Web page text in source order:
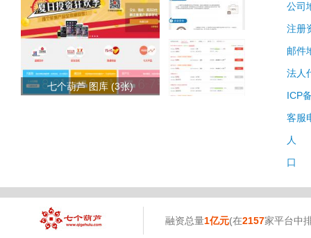
七个葫芦 图库 (3张)
公司
注册
邮件
法人
ICP
客服
人
口
融资总量1亿元(在2157家平台中